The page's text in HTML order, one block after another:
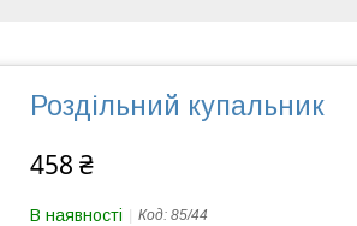
Роздільний купальник
458 ₴
В наявності Код: 85/44